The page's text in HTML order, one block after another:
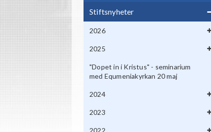
Stiftsnyheter
2026
2025
"Dopet in i Kristus" - seminarium
med Equmeniakyrkan 20 maj
2024
2023
2022